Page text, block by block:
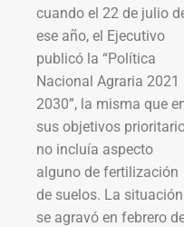
cuando el 22 de julio
ese año, el Ejecutivo
publicó la “Política
Nacional Agraria 2021
2030”, la misma que
sus objetivos
no incluía aspecto
alguno de fertilización
de suelos. La situación
se agravó en febrero